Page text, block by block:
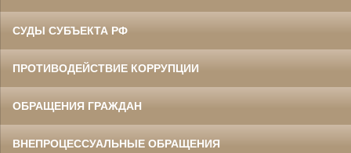
СУДЫ СУБЪЕКТА РФ
ПРОТИВОДЕЙСТВИЕ КОРРУПЦИИ
ОБРАЩЕНИЯ ГРАЖДАН
ВНЕПРОЦЕССУАЛЬНЫЕ ОБРАЩЕНИЯ